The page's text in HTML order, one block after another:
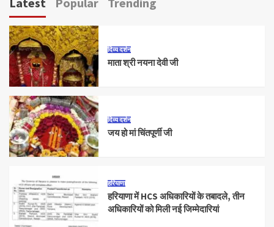
दिव्य दर्शन
माता श्री नयना देवी जी
दिव्य दर्शन
जय हो मां चिंतपूर्णी जी
हरियाणा
हरियाणा में HCS अधिकारियों के तबादले, तीन
अधिकारियों को मिली नई जिम्मेदारियां